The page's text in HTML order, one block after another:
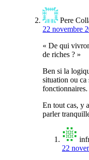
Pere
22 novembre
« De qui
de riches ? »
Ben si la
situation ou ca
fonctionnaires.
En tout cas, y
parler
22